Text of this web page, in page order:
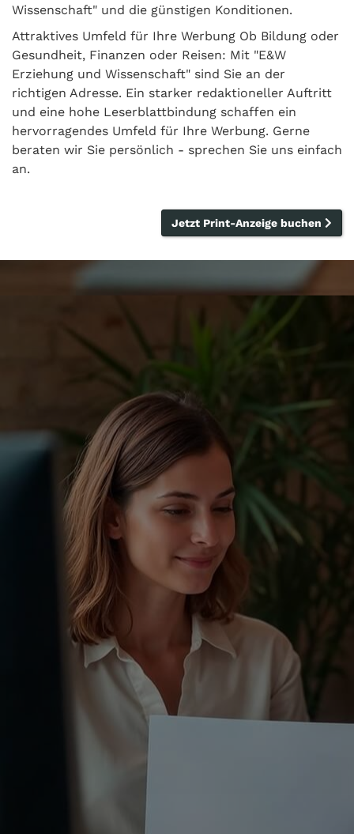
Wissenschaft" und die günstigen Konditionen.
Attraktives Umfeld für Ihre Werbung Ob Bildung oder
Gesundheit, Finanzen oder Reisen: Mit "E&W
Erziehung und Wissenschaft" sind Sie an der
richtigen Adresse. Ein starker redaktioneller Auftritt
und eine hohe Leserblattbindung schaffen ein
hervorragendes Umfeld für Ihre Werbung. Gerne
beraten wir Sie persönlich - sprechen Sie uns einfach
an.
Jetzt Print-Anzeige buchen